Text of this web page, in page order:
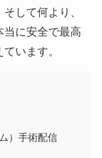
して何より、
当に安全で最高
います。
）手術配信